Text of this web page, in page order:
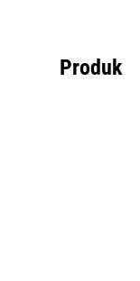
Produk